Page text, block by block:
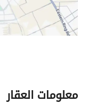
معلومات العقار